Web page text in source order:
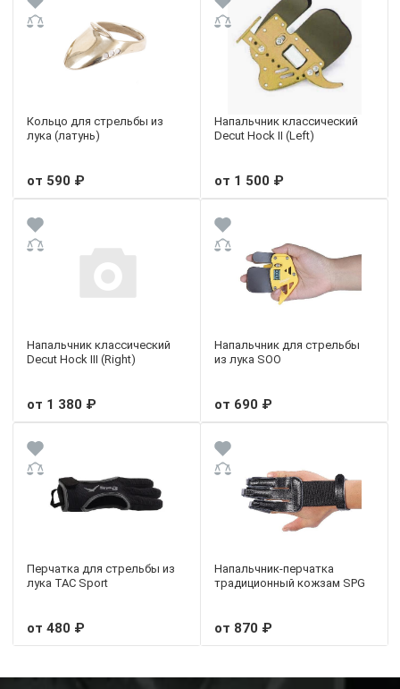
Кольцо для стрельбы из
лука (латунь)
от 590 ₽
Напальчник классический
Decut Hock II (Left)
от 1 500 ₽
Напальчник классический
Decut Hock III (Right)
от 1 380 ₽
Напальчник для стрельбы
из лука SOO
от 690 ₽
Перчатка для стрельбы из
лука TAC Sport
от 480 ₽
Напальчник-перчатка
традиционный кожзам SPG
от 870 ₽